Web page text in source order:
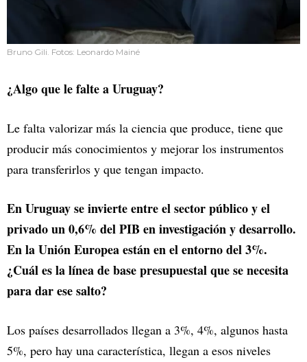
Bruno Gili. Fotos: Leonardo Mainé
¿Algo que le falte a Uruguay?
Le falta valorizar más la ciencia que produce, tiene que
producir más conocimientos y mejorar los instrumentos
para transferirlos y que tengan impacto.
En Uruguay se invierte entre el sector público y el
privado un 0,6% del PIB en investigación y desarrollo.
En la Unión Europea están en el entorno del 3%.
¿Cuál es la línea de base presupuestal que se necesita
para dar ese salto?
Los países desarrollados llegan a 3%, 4%, algunos hasta
5%, pero hay una característica, llegan a esos niveles